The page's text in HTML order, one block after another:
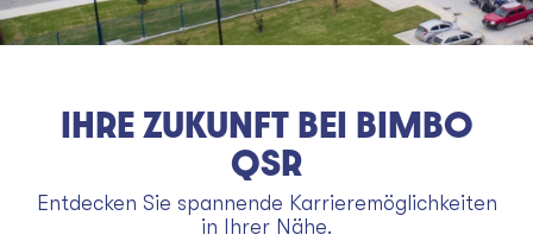
IHRE ZUKUNFT BEI BIMBO
QSR
Entdecken Sie spannende Karrieremöglichkeiten
in Ihrer Nähe.